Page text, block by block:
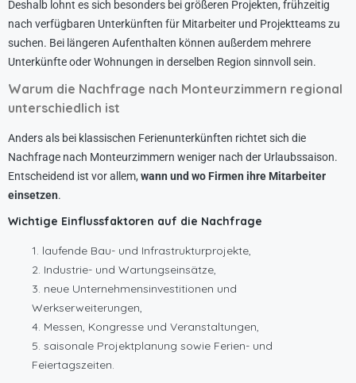
Deshalb lohnt es sich besonders bei größeren Projekten, frühzeitig
nach verfügbaren Unterkünften für Mitarbeiter und Projektteams zu
suchen. Bei längeren Aufenthalten können außerdem mehrere
Unterkünfte oder Wohnungen in derselben Region sinnvoll sein.
Warum die Nachfrage nach Monteurzimmern regional
unterschiedlich ist
Anders als bei klassischen Ferienunterkünften richtet sich die
Nachfrage nach Monteurzimmern weniger nach der Urlaubssaison.
Entscheidend ist vor allem, wann und wo Firmen ihre Mitarbeiter
einsetzen.
Wichtige Einflussfaktoren auf die Nachfrage
laufende Bau- und Infrastrukturprojekte,
Industrie- und Wartungseinsätze,
neue Unternehmensinvestitionen und
Werkserweiterungen,
Messen, Kongresse und Veranstaltungen,
saisonale Projektplanung sowie Ferien- und
Feiertagszeiten.